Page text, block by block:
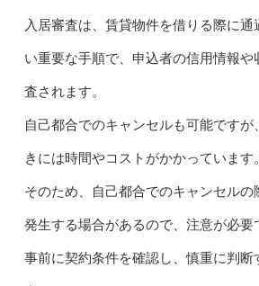
入居審査は、賃貸物件を借りる際に
い重要な手順で、申込者の信用情報や
査されます。
自己都合でのキャンセルも可能です
きには時間やコストがかかっています。
そのため、自己都合でのキャンセル
発生する場合があるので、注意が必要
事前に契約条件を確認し、慎重に判断